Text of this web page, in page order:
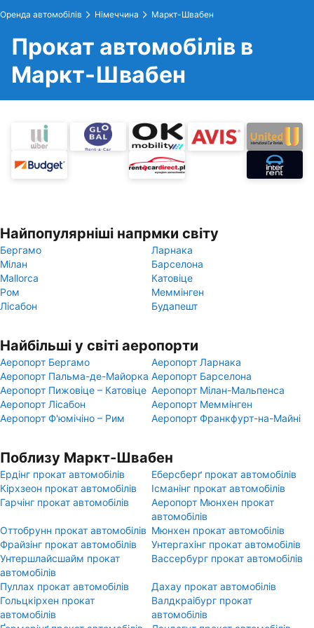
Оренда автомобілів Німеччина Маркт-Швабен
Прокат автомобілів в
Маркт-Швабен
Найпопулярніші напрмки світу
Бергамо
Ларнака
Мілан
Барселона
Mallorca
Катовіце
Ром
Меммінген
Лісабон
Будапешт
Найбільші у світі аеропорти
Аеропорт Бергамо
Аеропорт Ларнака
Аеропорт Пальма-де-Майорка Аеропорт Барселона
Аеропорт Пижовіце – Катовіце Аеропорт Мілан-Мальпенса
Аеропорт Лісабон
Аеропорт Меммінген
Аеропорт Ф'юмічіно – Рим
Аеропорт Франкфурт-на-Майні
Поблизу Маркт-Швабен
Ердінг прокат автомобілів
Еберсберґ прокат автомобілів
Кірхзеон прокат автомобілів
Ісманінг прокат автомобілів
Гарчінг прокат автомобілів
Аеропорт Мюнхен прокат
автомобілів
Оттобрунн прокат автомобілів Мюнхен прокат автомобілів
Фрайзінг прокат автомобілів
Унтергахінг прокат автомобілів
Унтершлайсшайм прокат
автомобілів
Вассербург прокат автомобілів
Пуллax прокат автомобілів
Дахау прокат автомобілів
Гольцкірхен прокат
автомобілів
Валдкраібург прокат
автомобілів